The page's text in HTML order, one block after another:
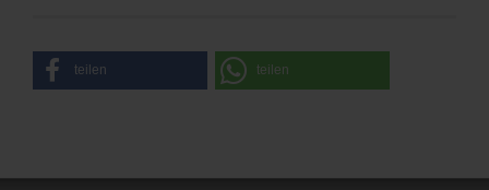
teilen teilen